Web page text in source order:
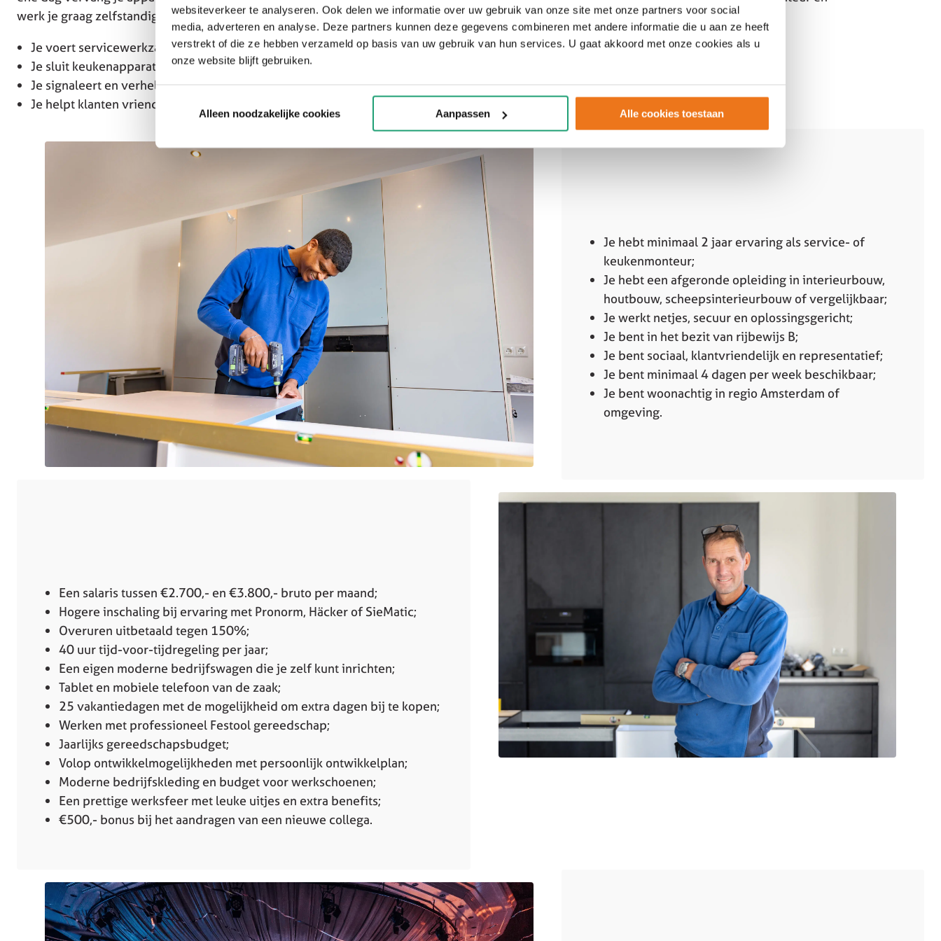
websiteverkeer te analyseren. Ook delen we informatie over uw gebruik van onze site met onze partners voor social
media, adverteren en analyse. Deze partners kunnen deze gegevens combineren met andere informatie die u aan ze heeft
verstrekt of die ze hebben verzameld op basis van uw gebruik van hun services. U gaat akkoord met onze cookies als u
onze website blijft gebruiken.
Alleen noodzakelijke cookies Aanpassen Alle cookies toestaan
werk je graag zelfstandig? Dan is dit jouw kans. Solliciteer direct en ga aan de slag bij Nuva Keukens!
Je voert servicewerkzaamheden uit zoals reparaties, vervangingen en aanpassingen aan keukens;
Je sluit keukenapparatuur aan en zorgt dat alles correct functioneert;
Je signaleert en verhelpt montage- en technische afwijkingen;
Je helpt klanten vriendelijk en beantwoordt vragen op locatie.
Je hebt minimaal 2 jaar ervaring als service- of
keukenmonteur;
Je hebt een afgeronde opleiding in interieurbouw,
houtbouw, scheepsinterieurbouw of vergelijkbaar;
Je werkt netjes, secuur en oplossingsgericht;
Je bent in het bezit van rijbewijs B;
Je bent sociaal, klantvriendelijk en representatief;
Je bent minimaal 4 dagen per week beschikbaar;
Je bent woonachtig in regio Amsterdam of
omgeving.
Een salaris tussen €2.700,- en €3.800,- bruto per maand;
Hogere inschaling bij ervaring met Pronorm, Häcker of SieMatic;
Overuren uitbetaald tegen 150%;
40 uur tijd-voor-tijdregeling per jaar;
Een eigen moderne bedrijfswagen die je zelf kunt inrichten;
Tablet en mobiele telefoon van de zaak;
25 vakantiedagen met de mogelijkheid om extra dagen bij te kopen;
Werken met professioneel Festool gereedschap;
Jaarlijks gereedschapsbudget;
Volop ontwikkelmogelijkheden met persoonlijk ontwikkelplan;
Moderne bedrijfskleding en budget voor werkschoenen;
Een prettige werksfeer met leuke uitjes en extra benefits;
€500,- bonus bij het aandragen van een nieuwe collega.